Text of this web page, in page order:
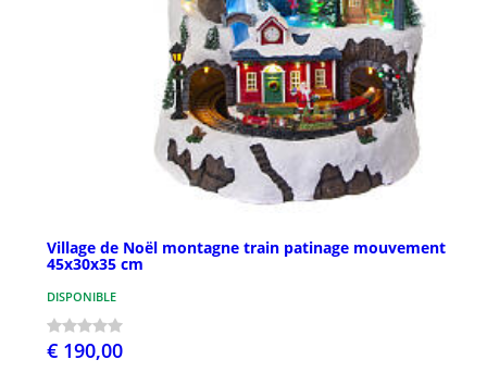
Village de Noël montagne train patinage mouvement
45x30x35 cm
DISPONIBLE
€ 190,00